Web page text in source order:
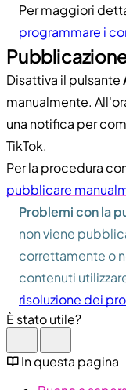
Per maggiori
programmare i
Disattiva il pulsante
manualmente.
una notifica per
TikTok.
Per la procedura
pubblicare
Problemi con la
non viene
correttamente o
contenuti
risoluzione dei
È stato utile?
In questa pagina